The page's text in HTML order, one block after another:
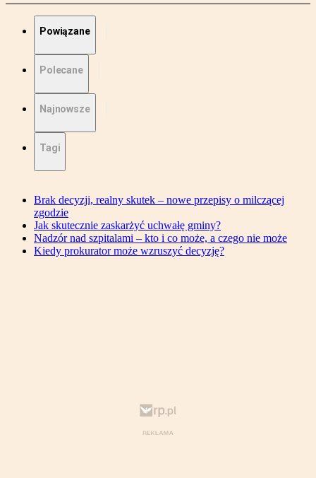
Powiązane
Polecane
Najnowsze
Tagi
Brak decyzji, realny skutek – nowe przepisy o milczącej
zgodzie
Jak skutecznie zaskarżyć uchwałę gminy?
Nadzór nad szpitalami – kto i co może, a czego nie może
Kiedy prokurator może wzruszyć decyzję?